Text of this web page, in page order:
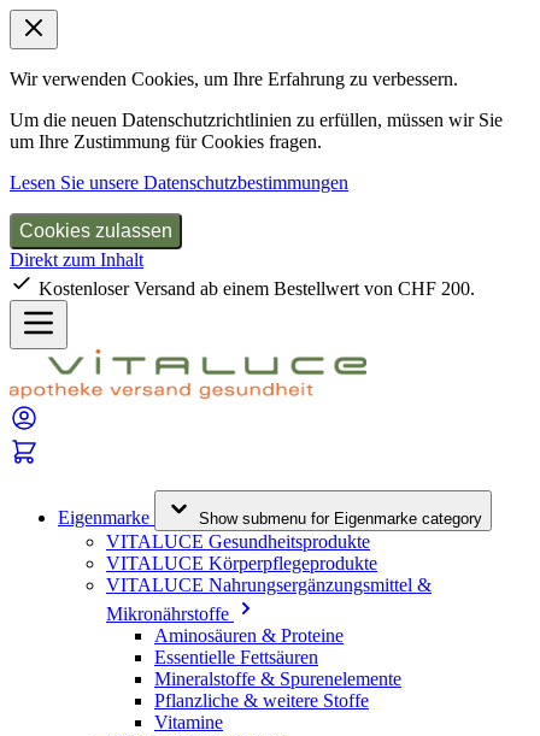
Wir verwenden Cookies, um Ihre Erfahrung zu verbessern.
Um die neuen Datenschutzrichtlinien zu erfüllen, müssen wir Sie
um Ihre Zustimmung für Cookies fragen.
Lesen Sie unsere Datenschutzbestimmungen
Cookies zulassen
Direkt zum Inhalt
Kostenloser Versand ab einem Bestellwert von CHF 200.
Eigenmarke Show submenu for Eigenmarke category
VITALUCE Gesundheitsprodukte
VITALUCE Körperpflegeprodukte
VITALUCE Nahrungsergänzungsmittel &
Mikronährstoffe
Aminosäuren & Proteine
Essentielle Fettsäuren
Mineralstoffe & Spurenelemente
Pflanzliche & weitere Stoffe
Vitamine